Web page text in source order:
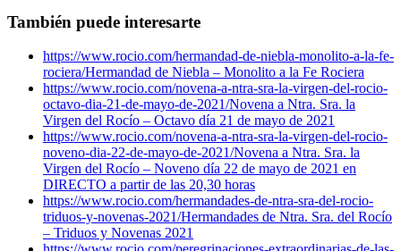
También puede interesarte
https://www.rocio.com/hermandad-de-niebla-monolito-a-la-fe-
rociera/Hermandad de Niebla – Monolito a la Fe Rociera
https://www.rocio.com/novena-a-ntra-sra-la-virgen-del-rocio-
octavo-dia-21-de-mayo-de-2021/Novena a Ntra. Sra. la
Virgen del Rocío – Octavo día 21 de mayo de 2021
https://www.rocio.com/novena-a-ntra-sra-la-virgen-del-rocio-
noveno-dia-22-de-mayo-de-2021/Novena a Ntra. Sra. la
Virgen del Rocío – Noveno día 22 de mayo de 2021 en
DIRECTO a partir de las 20,30 horas
https://www.rocio.com/hermandades-de-ntra-sra-del-rocio-
triduos-y-novenas-2021/Hermandades de Ntra. Sra. del Rocío
– Triduos y Novenas 2021